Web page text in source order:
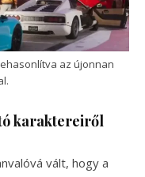
az újonnan
karaktereiről
vált, hogy a